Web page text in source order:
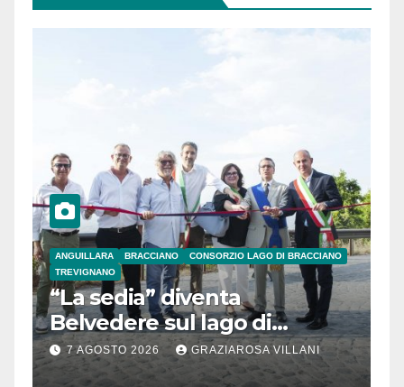
ANGUILLARA BRACCIANO
CONSORZIO LAGO DI BRACCIANO
TREVIGNANO
“La sedia” diventa
Belvedere sul lago di
Bracciano: ieri
l’inaugurazione
7 AGOSTO 2026 GRAZIAROSA VILLANI